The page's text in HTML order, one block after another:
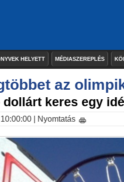
HELYETT MÉDIASZEREPLÉS
az
keres egy
| Nyomtatás